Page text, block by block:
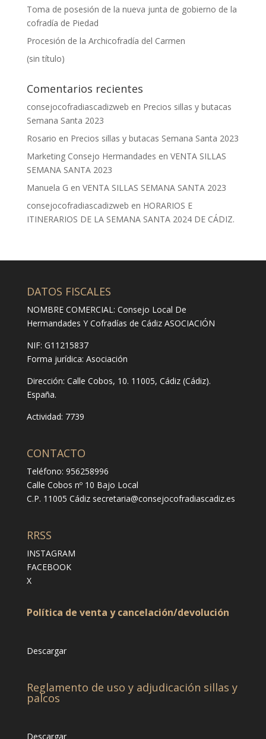
Toma de posesión de la nueva junta de gobierno de la
cofradía de Piedad
Procesión de la Archicofradía del Carmen
(sin título)
Comentarios recientes
consejocofradiascadizweb en Precios sillas y butacas
Semana Santa 2023
Rosario en Precios sillas y butacas Semana Santa 2023
Marketing Consejo Hermandades en VENTA SILLAS
SEMANA SANTA 2023
Manuela G en VENTA SILLAS SEMANA SANTA 2023
consejocofradiascadizweb en HORARIOS E
ITINERARIOS DE LA SEMANA SANTA 2024 DE CÁDIZ.
DATOS FISCALES
NOMBRE COMERCIAL: Consejo Local De
Hermandades Y Cofradías de Cádiz ASOCIACIÓN
NIF: G11215837
Forma jurídica: Asociación
Dirección: Calle Cobos, 10. 11005, Cádiz (Cádiz).
España.
Actividad: 7739
CONTACTO
Teléfono: 956258996
Calle Cobos nº 10 Bajo Local
C.P. 11005 Cádiz secretaria@consejocofradiascadiz.es
RRSS
INSTAGRAM
FACEBOOK
X
Política de venta y cancelación/devolución
Descargar
Reglamento de uso y adjudicación sillas y
palcos
Descargar